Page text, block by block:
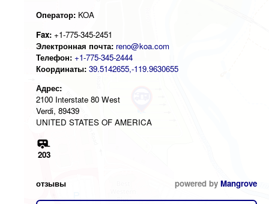
Оператор: KOA
Fax: +1-775-345-2451
Электронная почта: reno@koa.com
Телефон: +1-775-345-2444
Координаты: 39.5142655,-119.9630655
Адрес:
2100 Interstate 80 West
Verdi, 89439
UNITED STATES OF AMERICA
203
отзывы powered by Mangrove